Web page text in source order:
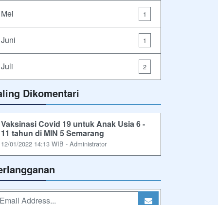
Mei 1
Juni 1
Juli 2
Dikomentari
Vaksinasi Covid 19 untuk Anak Usia 6 -
11 tahun di MIN 5 Semarang
12/01/2022 14:13 WIB - Administrator